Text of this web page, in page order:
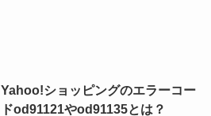
Yahoo!ショッピングのエラーコー
ドod91121やod91135とは？